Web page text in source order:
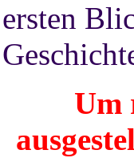
ersten
Um